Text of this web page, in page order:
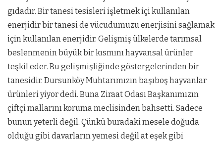
gıdadır. Bir tanesi tesisleri işletmek içi kullanılan
enerjidir bir tanesi de vücudumuzu enerjisini sağlamak
için kullanılan enerjidir. Gelişmiş ülkelerde tarımsal
beslenmenin büyük bir kısmını hayvansal ürünler
teşkil eder. Bu gelişmişliğinde göstergelerinden bir
tanesidir. Dursunköy Muhtarımızın başıboş hayvanlar
ürünleri yiyor dedi. Buna Ziraat Odası Başkanımızın
çiftçi mallarını koruma meclisinden bahsetti. Sadece
bunun yeterli değil. Çünkü buradaki mesele doğuda
olduğu gibi davarların yemesi değil at eşek gibi